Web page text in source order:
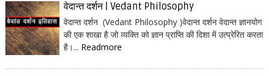
वेदान्त दर्शन | Vedant Philosophy
वेदान्त दर्शन (Vedant Philosophy )वेदान्त दर्शन वेदान्त ज्ञानयोग
की एक शाखा है जो व्यक्ति को ज्ञान प्राप्ति की दिशा में उत्प्रेरित करता
है।... Readmore